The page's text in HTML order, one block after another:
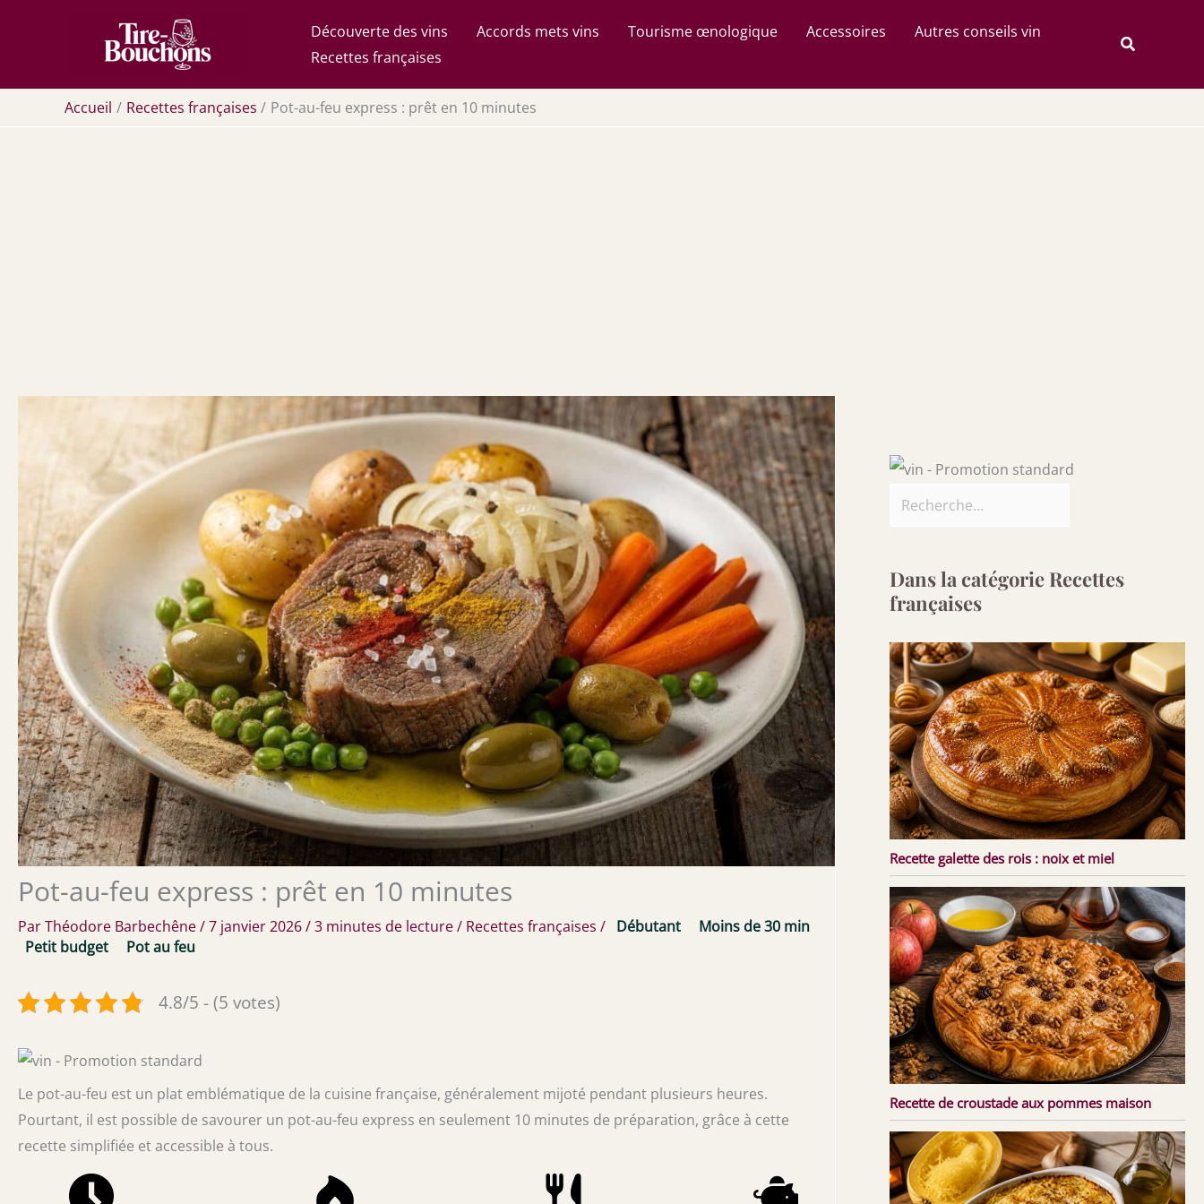
Découverte des vins Accords mets vins Tourisme œnologique Accessoires
Autres conseils vin
Recettes françaises
Rechercher
Accueil Recettes françaises Pot-au-feu express : prêt en 10 minutes
Pot-au-feu express : prêt en 10 minutes
ParThéodore Barbechêne/7 janvier 2026/3 minutes de lecture/ Recettes françaises / Débutant
Moins de 30 min
Petit budget
Pot au feu
4.8/5 - (5 votes)
Le pot-au-feu est un plat emblématique de la cuisine française, généralement mijoté pendant plusieurs heures.
Pourtant, il est possible de savourer un pot-au-feu express en seulement 10 minutes de préparation, grâce à cette
recette simplifiée et accessible à tous.
Dans la catégorie Recettes
françaises
Recette galette des rois : noix et miel
Recette de croustade aux pommes maison